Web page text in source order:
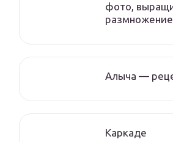
фото,
размножение
Алыча —
Каркаде